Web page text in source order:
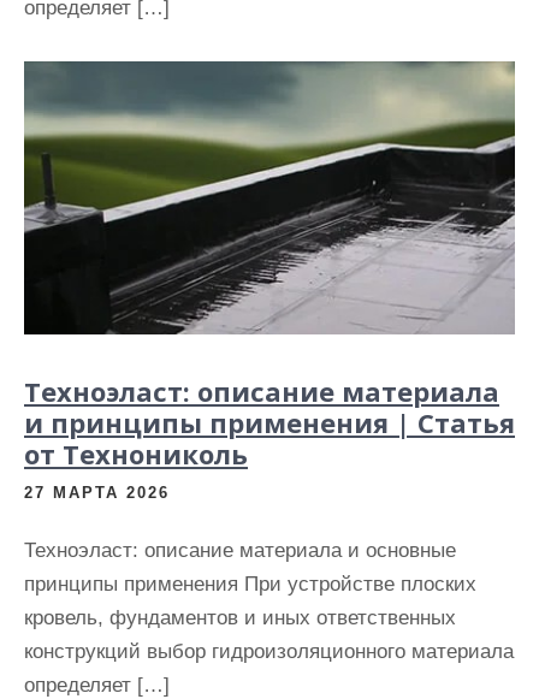
определяет […]
Техноэласт: описание материала
и принципы применения | Статья
от Технониколь
27 МАРТА 2026
Техноэласт: описание материала и основные
принципы применения При устройстве плоских
кровель, фундаментов и иных ответственных
конструкций выбор гидроизоляционного материала
определяет […]